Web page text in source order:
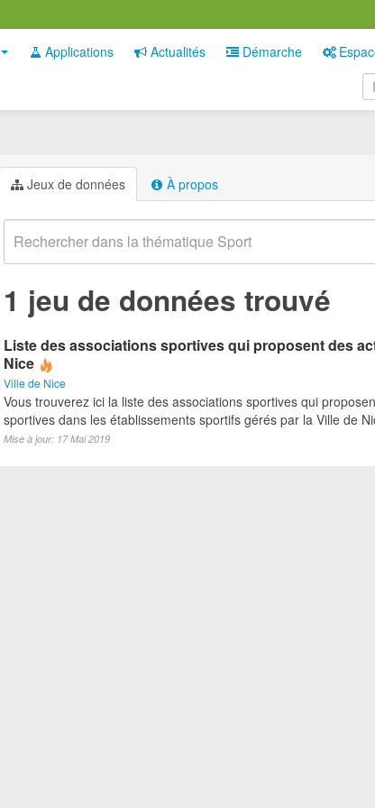
Applications Actualités Démarche
Jeux de données À propos
1 jeu de données trouvé
Liste des associations sportives qui proposent des
Nice
Ville de Nice
Vous trouverez ici la liste des associations sportives qui
sportives dans les établissements sportifs gérés par la Ville de
Mise à jour: 17 Mai 2019